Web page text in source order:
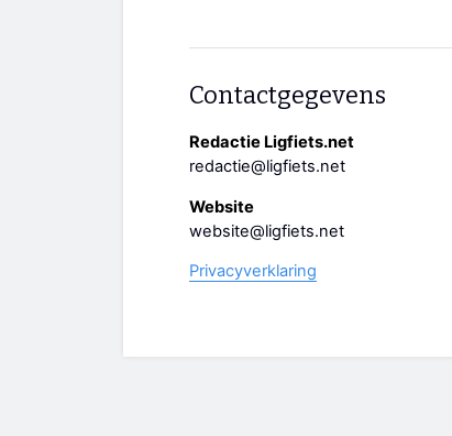
Contactgegevens
Redactie Ligfiets.net
redactie@ligfiets.net
Website
website@ligfiets.net
Privacyverklaring